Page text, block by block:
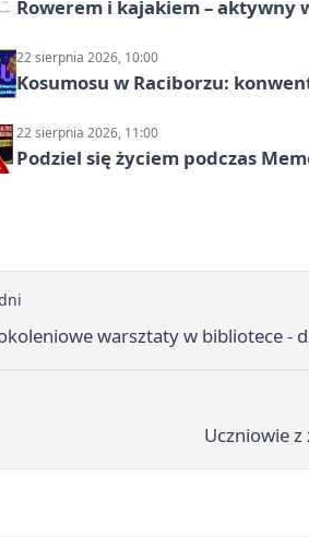
Rowerem i kajakiem – aktywny
22 sierpnia 2026, 10:00
Kosumosu w Raciborzu:
22 sierpnia 2026, 11:00
Podziel się życiem podczas
warsztaty w bibliotece -
Uczniowie z